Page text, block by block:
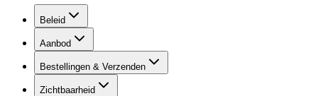
Beleid
Aanbod
Bestellingen & Verzenden
Zichtbaarheid